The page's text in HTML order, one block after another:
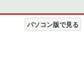
パソコン版で見る